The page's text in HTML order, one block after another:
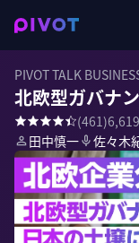
PIVOT TALK
北欧型ガバナ
(461)6,619
田中慎一
佐々木